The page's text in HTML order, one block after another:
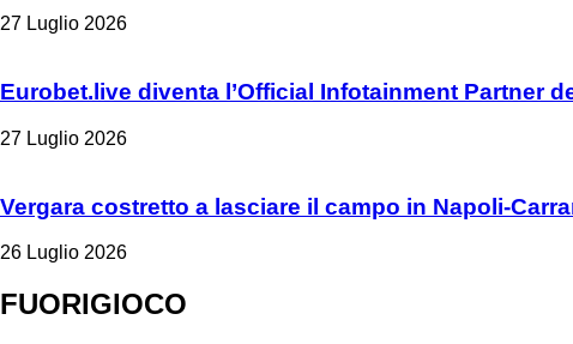
27 Luglio 2026
Eurobet.live diventa l’Official Infotainment Partner
27 Luglio 2026
Vergara costretto a lasciare il campo in Napoli-
26 Luglio 2026
FUORIGIOCO